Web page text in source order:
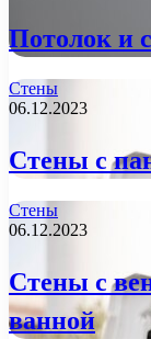
Потолок и
Стены
06.12.2023
Стены с
Стены
06.12.2023
Стены с
ванной